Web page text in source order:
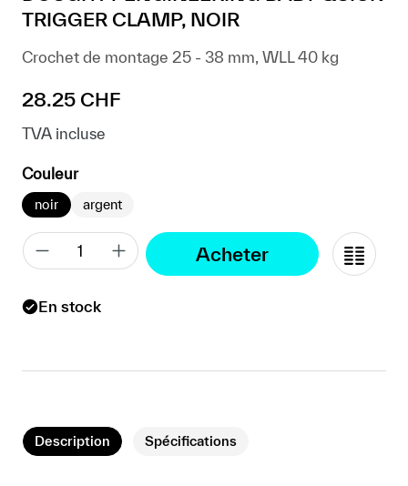
TRIGGER CLAMP, NOIR
Crochet de montage 25 - 38 mm, WLL 40 kg
Prix régulier :
28.25 CHF
TVA incluse
Couleursélectionner
noir argent
Acheter
En stock
Description Spécifications